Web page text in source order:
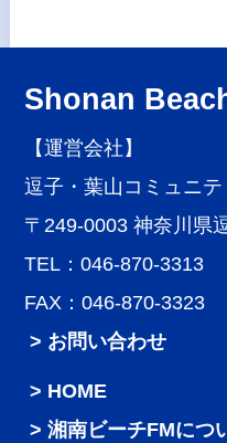
Shonan
【運営会社】
逗子・葉山コミュニ
〒249-0003 神奈川県
TEL：046-870-3313
FAX：046-870-3323
> お問い合わせ
HOME
湘南ビーチFMにつ